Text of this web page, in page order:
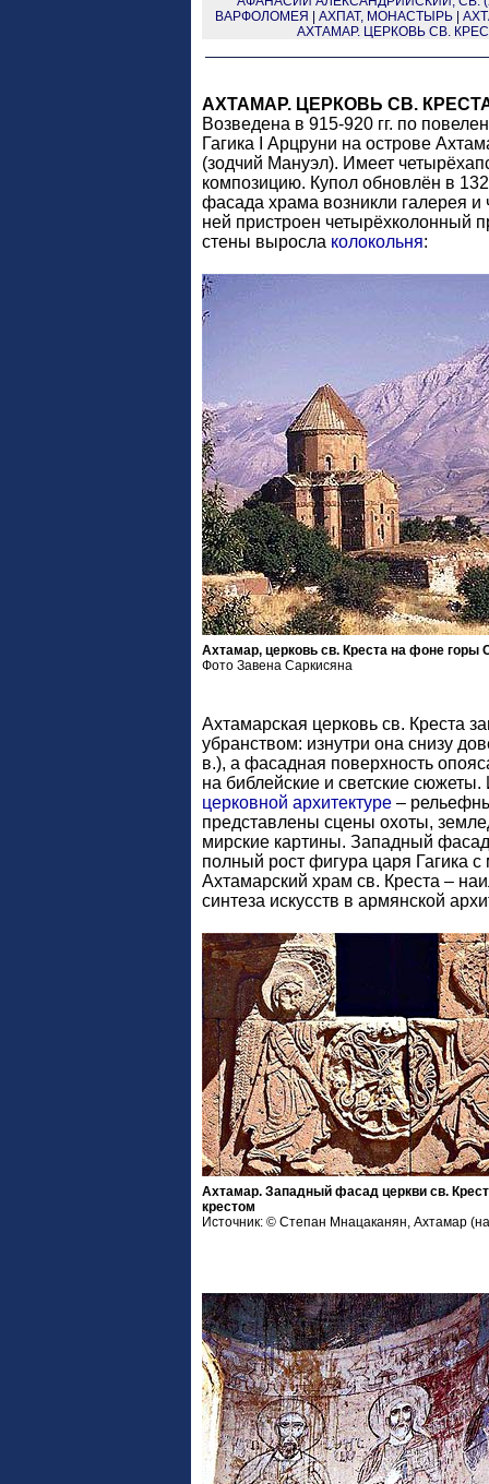
ВАРФОЛОМЕЯ
АХПАТ, МОНАСТЫРЬ|
АХТАМАР. ЦЕРКОВЬ СВ.
АХТАМАР. ЦЕРКОВЬ СВ.
Возведена в 915-920 гг. по
Гагика I Арцруни на острове
(зодчий Мануэл). Имеет
композицию. Купол обновлён в
фасада храма возникли галерея и
ней пристроен четырёхколонный
стены выросла колокольня:
Ахтамар, церковь св. Креста на фоне горы
Фото Завена Саркисяна
Ахтамарская церковь св. Креста
убранством: изнутри она снизу
в.), а фасадная поверхность
на библейские и светские
церковной архитектуре –
представлены сцены охоты,
мирские картины. Западный
полный рост фигура царя Гагика
Ахтамарский храм св. Креста –
синтеза искусств в армянской
Ахтамар. Западный фасад церкви св.
крестом
Источник: © Степан Мнацаканян, Ахтамар